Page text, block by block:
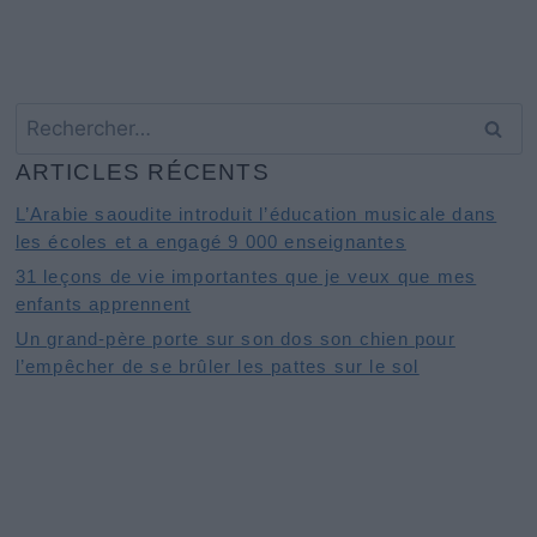
ARTICLES RÉCENTS
L’Arabie saoudite introduit l’éducation musicale dans
les écoles et a engagé 9 000 enseignantes
31 leçons de vie importantes que je veux que mes
enfants apprennent
Un grand-père porte sur son dos son chien pour
l’empêcher de se brûler les pattes sur le sol